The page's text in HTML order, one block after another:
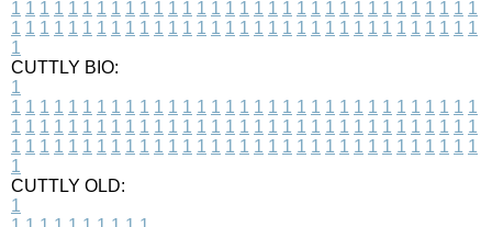
1 1 1 1 1 1 1 1 1 1 1 1 1 1 1 1 1 1 1 1 1 1 1 1 1 1 1 1 1 1 1 1 1
1 1 1 1 1 1 1 1 1 1 1 1 1 1 1 1 1 1 1 1 1 1 1 1 1 1 1 1 1 1 1 1 1
1
CUTTLY BIO:
1
1 1 1 1 1 1 1 1 1 1 1 1 1 1 1 1 1 1 1 1 1 1 1 1 1 1 1 1 1 1 1 1 1
1 1 1 1 1 1 1 1 1 1 1 1 1 1 1 1 1 1 1 1 1 1 1 1 1 1 1 1 1 1 1 1 1
1 1 1 1 1 1 1 1 1 1 1 1 1 1 1 1 1 1 1 1 1 1 1 1 1 1 1 1 1 1 1 1 1
1
CUTTLY OLD:
1